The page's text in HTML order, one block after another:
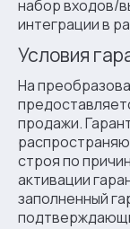
набор входов/
интеграции в
Условия
На
продажи.
строя по
активации
заполненный